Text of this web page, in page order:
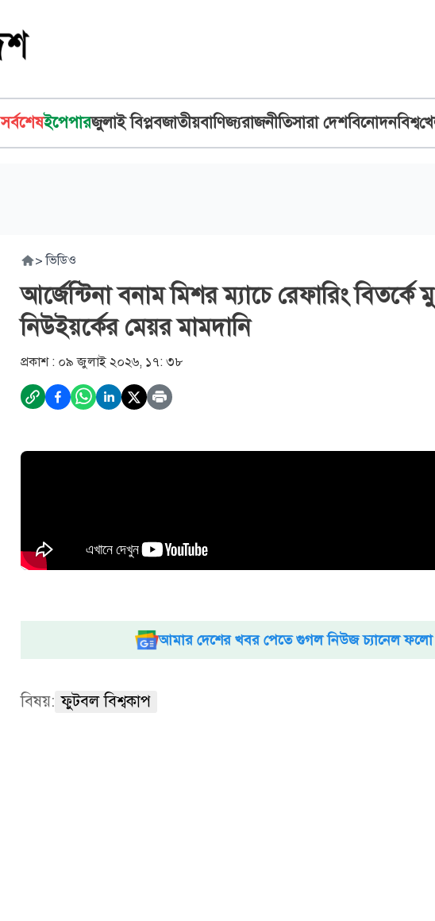
সর্বশেষইপেপারজুলাই বিপ্লবজাতীয়বাণিজ্যরাজনীতিসারা দেশবিনোদনবিশ্ব
> ভিডিও
আর্জেন্টিনা বনাম মিশর ম্যাচে রেফারিং
নিউইয়র্কের মেয়র মামদানি
প্রকাশ : ০৯ জুলাই ২০২৬, ১৭: ৩৮
আমার দেশের খবর পেতে গুগল নিউজ চ্যানেল
বিষয়: ফুটবল বিশ্বকাপ